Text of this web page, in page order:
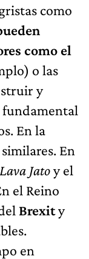
como
como el
o las
y
fundamental
En la
En
Lava Jatoy el
el Reino
Brexity
en